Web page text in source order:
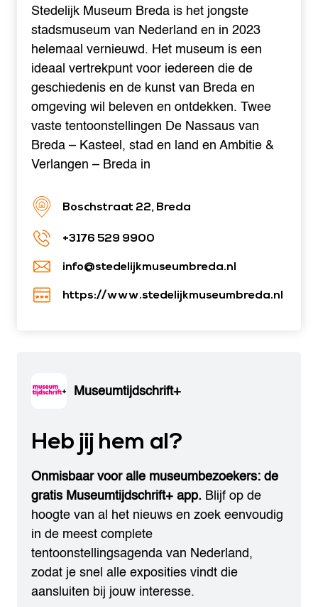
Stedelijk Museum Breda is het jongste
stadsmuseum van Nederland en in 2023
helemaal vernieuwd. Het museum is een
ideaal vertrekpunt voor iedereen die de
geschiedenis en de kunst van Breda en
omgeving wil beleven en ontdekken. Twee
vaste tentoonstellingen De Nassaus van
Breda – Kasteel, stad en land en Ambitie &
Verlangen – Breda in
Boschstraat 22, Breda
+3176 529 9900
info@stedelijkmuseumbreda.nl
https://www.stedelijkmuseumbreda.nl
Museumtijdschrift+
Heb jij hem al?
Onmisbaar voor alle museumbezoekers: de
gratis Museumtijdschrift+ app. Blijf op de
hoogte van al het nieuws en zoek eenvoudig
in de meest complete
tentoonstellingsagenda van Nederland,
zodat je snel alle exposities vindt die
aansluiten bij jouw interesse.